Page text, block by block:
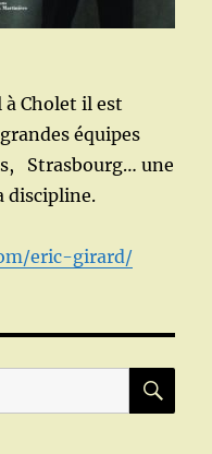
Cholet il est
équipes
Strasbourg… une
discipline.
eric-girard/